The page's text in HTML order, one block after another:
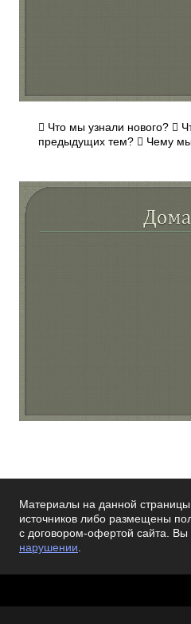
 Что мы узнали нового? 
предыдущих тем?  Чему
Материалы на данной страницы
источников либо размещены
с договором-офертой сайта.
нарушении.